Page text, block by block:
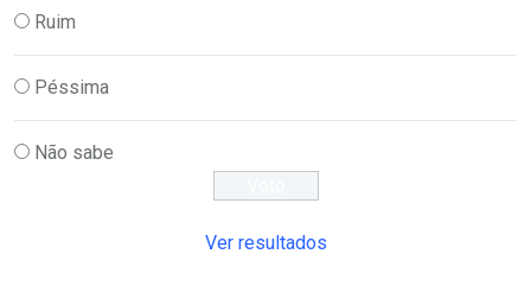
Ruim
Péssima
Não sabe
Ver resultados